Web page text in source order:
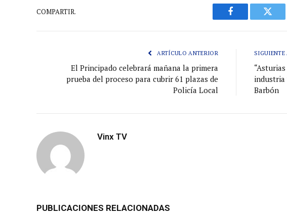
COMPARTIR.
Facebook
ARTÍCULO ANTERIOR
El Principado celebrará mañana la primera
prueba del proceso para cubrir 61 plazas de
Policía Local
industria
Barbón
Vinx TV
PUBLICACIONES RELACIONADAS